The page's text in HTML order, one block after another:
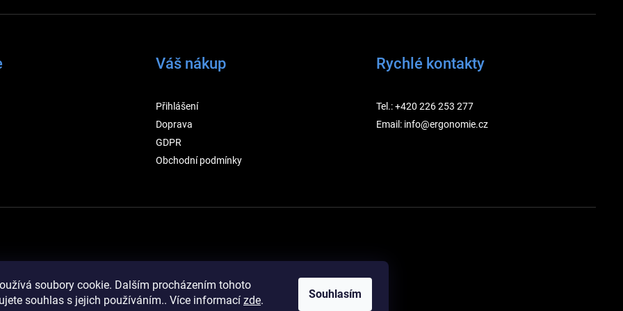
soubory cookie. Dalším procházením tohoto
souhlas s jejich používáním.. Více informací zde. Souhlasím
Váš nákup
Přihlášení
Doprava
GDPR
Obchodní podmínky
Rychlé kontakty
Tel.: +420 226 253 277
Email: info@ergonomie.cz